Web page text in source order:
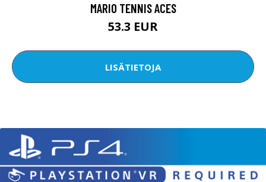
MARIO TENNIS ACES
53.3 EUR
LISÄTIETOJA